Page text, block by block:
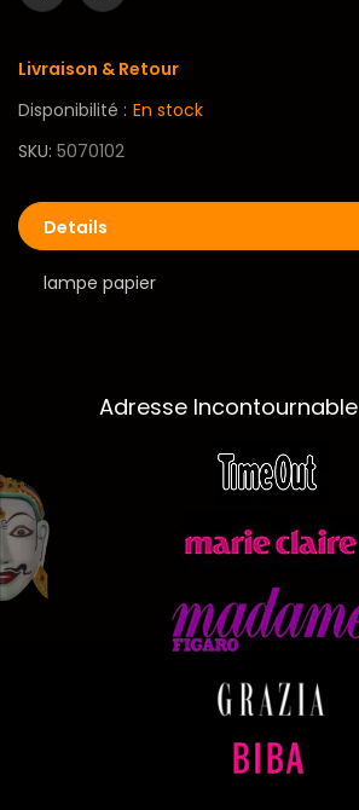
Livraison & Retour
Disponibilité : En stock
SKU 5070102
Details
lampe papier
Adresse Incontournable